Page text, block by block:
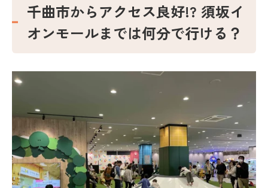
千曲市からアクセス良好!? 須坂イ
オンモールまでは何分で行ける？